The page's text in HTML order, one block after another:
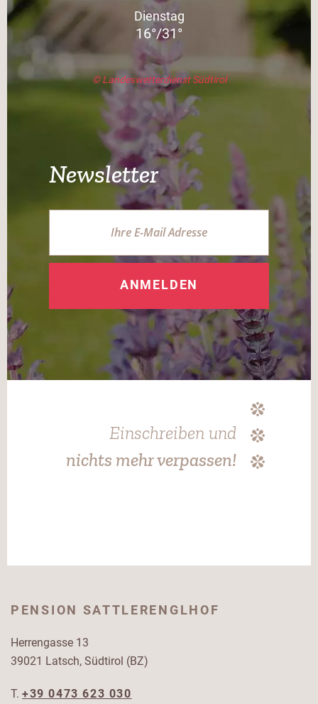
Dienstag
16°/31°
© Landeswetterdienst Südtirol
Newsletter
ANMELDEN
Einschreiben und
nichts mehr verpassen!
PENSION SATTLERENGLHOF
Herrengasse 13
39021 Latsch, Südtirol (BZ)
T. +39 0473 623 030